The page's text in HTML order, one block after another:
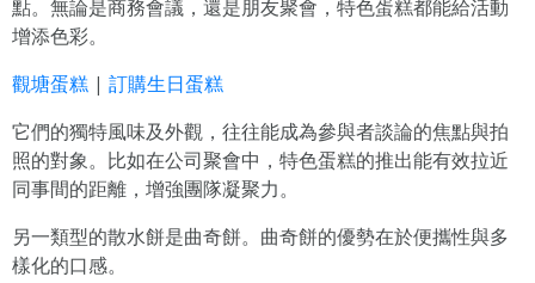
點。無論是商務會議，還是朋友聚會，特色蛋糕都能給活動
增添色彩。
觀塘蛋糕 | 訂購生日蛋糕
它們的獨特風味及外觀，往往能成為參與者談論的焦點與拍
照的對象。比如在公司聚會中，特色蛋糕的推出能有效拉近
同事間的距離，增強團隊凝聚力。
另一類型的散水餅是曲奇餅。曲奇餅的優勢在於便攜性與多
樣化的口感。